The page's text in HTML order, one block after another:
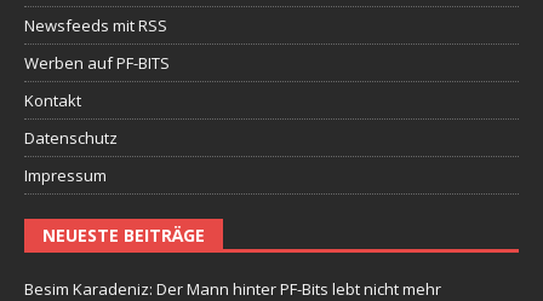
Newsfeeds mit RSS
Werben auf PF-BITS
Kontakt
Datenschutz
Impressum
NEUESTE BEITRÄGE
Besim Karadeniz: Der Mann hinter PF-Bits lebt nicht mehr